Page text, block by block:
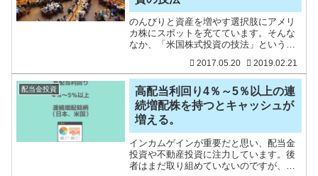
のんびりと資産を増やす選択肢にアメリ
カ株にスポットを充てています。そんな
なか、「米国株式投資の技法」という本
たブログも増えて、また、そのなかで紹
介されていた書籍です。いろんな財務諸
表の本を読んでいると、キ
2017.05.20 2019.02.21
配当金投資
高配当利回り4％～5％以上の連
続増配株を持つとキャッシュが
増える。
インカムゲインが重要だと思い、配当金
投資や不動産投資に注力しています。後
者はまだ取り組めていないのですが、配